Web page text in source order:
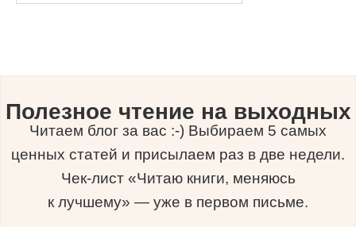
Полезное чтение на выходных
Читаем блог за вас :-) Выбираем 5 самых
ценных статей и присылаем раз в две недели.
Чек-лист «Читаю книги, меняюсь
к лучшему» — уже в первом письме.